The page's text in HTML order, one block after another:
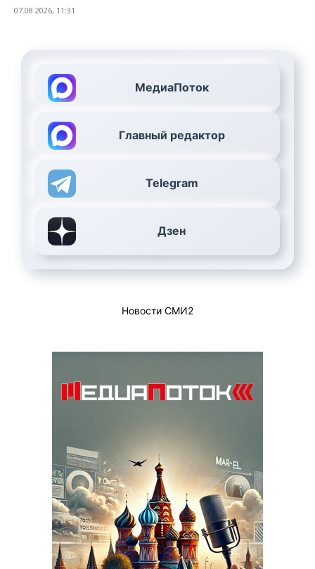
07.08.2026, 11:31
МедиаПоток
Главный редактор
Telegram
Дзен
Новости СМИ2